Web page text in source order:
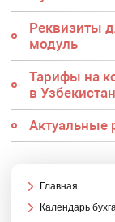
Реквизиты
модуль
Тарифы на
в
Главная
Календарь